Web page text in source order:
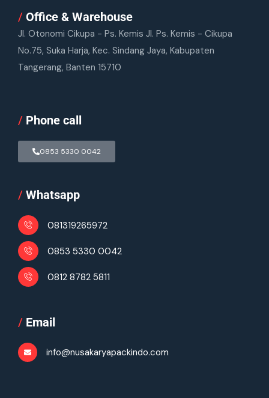
/ Office & Warehouse
Jl. Otonomi Cikupa - Ps. Kemis Jl. Ps. Kemis - Cikupa
No.75, Suka Harja, Kec. Sindang Jaya, Kabupaten
Tangerang, Banten 15710
/ Phone call
0853 5330 0042
/ Whatsapp
081319265972
0853 5330 0042
0812 8782 5811
/ Email
info@nusakaryapackindo.com